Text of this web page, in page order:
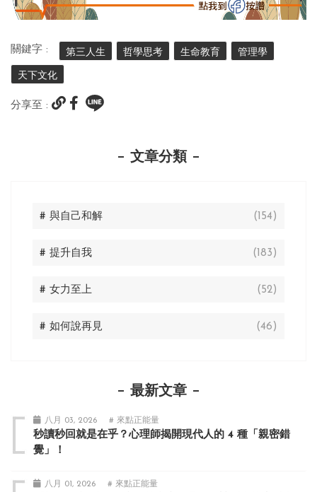
關鍵字 : 第三人生 哲學思考 生命教育 管理學
天下文化
分享至 :
文章分類
# 與自己和解 (154)
# 提升自我 (183)
# 女力至上 (52)
# 如何說再見 (46)
最新文章
八月 03, 2026 # 來點正能量
秒讀秒回就是在乎？心理師揭開現代人的 4 種「親密錯
覺」！
八月 01, 2026 # 來點正能量